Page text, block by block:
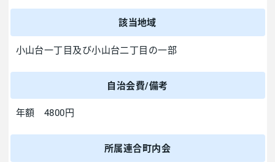
該当地域
小山台一丁目及び小山台二丁目の一部
自治会費/備考
年額 4800円
所属連合町内会